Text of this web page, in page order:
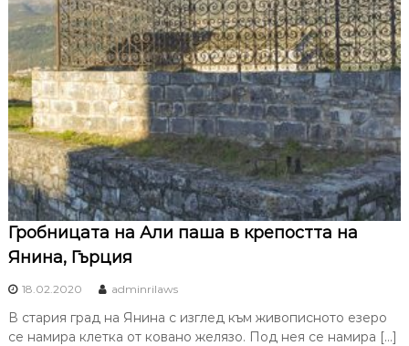
Гробницата на Али паша в крепостта на
Янина, Гърция
18.02.2020 adminrilaws
В стария град на Янина с изглед към живописното езеро
се намира клетка от ковано желязо. Под нея се намира […]